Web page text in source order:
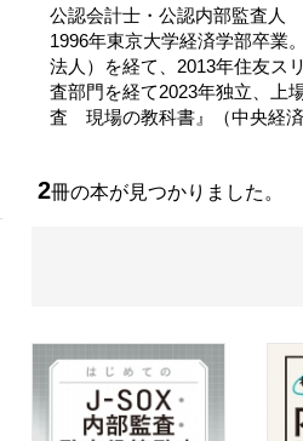
公認会計士・公認内部監査人
1996年東京大学経済学部卒業
法人）を経て、2013年住友ス
査部門を経て2023年独立、上
査 現場の教科書』（中央経済
2冊の本が見つかりました。